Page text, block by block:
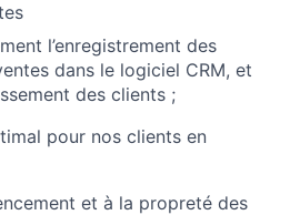
l’enregistrement des
dans le logiciel CRM, et
des clients ;
pour nos clients en
et à la propreté des